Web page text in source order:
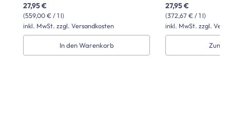
(559,00 € / 1 l)
27,95 €
inkl. MwSt. zzgl. Versandkosten
In den Warenkorb
(372,67 € / 1 l)
27,95 €
inkl. MwSt. zzgl.
Zum